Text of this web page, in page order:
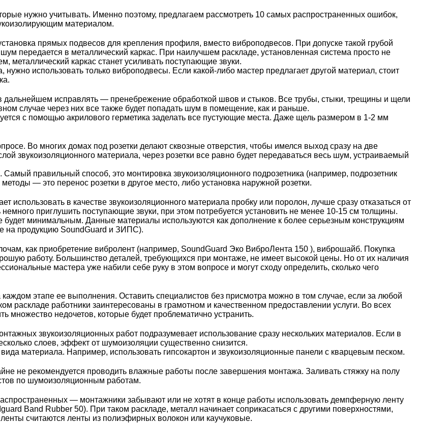
нужно учитывать. Именно поэтому, предлагаем рассмотреть 10 самых распространенных ошибок,
материалом.
прямых подвесов для крепления профиля, вместо виброподвесов. При допуске такой грубой
передается в металлический каркас. При наилучшем раскладе, установленная система просто не
металлический каркас станет усиливать поступающие звуки.
нужно использовать только виброподвесы. Если какой-либо мастер предлагает другой материал, стоит
дальнейшем исправлять — пренебрежение обработкой швов и стыков. Все трубы, стыки, трещины и щели
случае через них все также будет попадать шум в помещение, как и раньше.
с помощью акрилового герметика заделать все пустующие места. Даже щель размером в 1-2 мм
Во многих домах под розетки делают сквозные отверстия, чтобы имелся выход сразу на две
звукоизоляционного материала, через розетки все равно будет передаваться весь шум, устраиваемый
правильный способ, это монтировка звукоизоляционного подрозетника (например, подрозетник
— это перенос розетки в другое место, либо установка наружной розетки.
использовать в качестве звукоизоляционного материала пробку или поролон, лучше сразу отказаться от
приглушить поступающие звуки, при этом потребуется установить не менее 10-15 см толщины.
будет минимальным. Данные материалы используются как дополнение к более серьезным конструкциям
на продукцию SoundGuard и ЗИПС).
как приобретение вибролент (например, SoundGuard Эко ВиброЛента 150 ), виброшайб. Покупка
работу. Большинство деталей, требующихся при монтаже, не имеет высокой цены. Но от их наличия
мастера уже набили себе руку в этом вопросе и могут сходу определить, сколько чего
этапе ее выполнения. Оставить специалистов без присмотра можно в том случае, если за любой
раскладе работники заинтересованы в грамотном и качественном предоставлении услуги. Во всех
множество недочетов, которые будет проблематично устранить.
звукоизоляционных работ подразумевает использование сразу нескольких материалов. Если в
слоев, эффект от шумоизоляции существенно снизится.
материала. Например, использовать гипсокартон и звукоизоляционные панели с кварцевым песком.
не рекомендуется проводить влажные работы после завершения монтажа. Заливать стяжку на полу
по шумоизоляционным работам.
— монтажники забывают или не хотят в конце работы использовать демпферную ленту
Band Rubber 50). При таком раскладе, металл начинает соприкасаться с другими поверхностями,
считаются ленты из полиэфирных волокон или каучуковые.